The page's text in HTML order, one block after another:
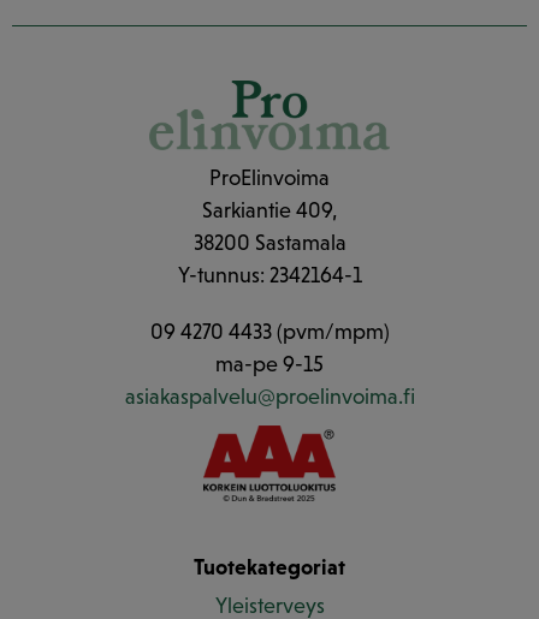
ProElinvoima
Sarkiantie 409,
38200 Sastamala
Y-tunnus: 2342164-1
09 4270 4433 (pvm/mpm)
ma-pe 9-15
asiakaspalvelu@proelinvoima.fi
Tuotekategoriat
Yleisterveys